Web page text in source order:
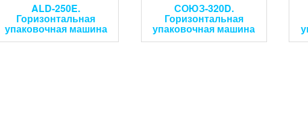
ALD-250E.
Горизонтальная
упаковочная машина
СОЮЗ-320D.
Горизонтальная
упаковочная машина